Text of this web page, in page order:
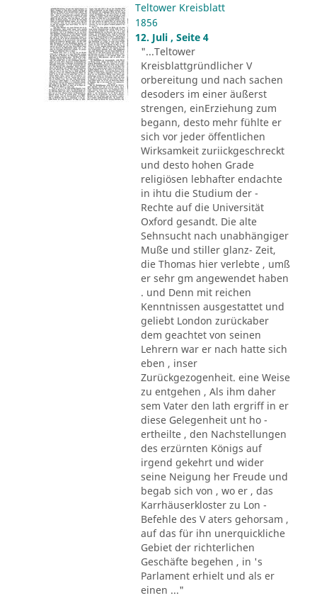
Teltower Kreisblatt
1856
12. Juli , Seite 4
"...Teltower
Kreisblattgründlicher V
orbereitung und nach sachen
desoders im einer äußerst
strengen, einErziehung zum
begann, desto mehr fühlte er
sich vor jeder öffentlichen
Wirksamkeit zuriickgeschreckt
und desto hohen Grade
religiösen lebhafter endachte
in ihtu die Studium der -
Rechte auf die Universität
Oxford gesandt. Die alte
Sehnsucht nach unabhängiger
Muße und stiller glanz- Zeit,
die Thomas hier verlebte , umß
er sehr gm angewendet haben
. und Denn mit reichen
Kenntnissen ausgestattet und
geliebt London zurückaber
dem geachtet von seinen
Lehrern war er nach hatte sich
eben , inser
Zurückgezogenheit. eine Weise
zu entgehen , Als ihm daher
sem Vater den lath ergriff in er
diese Gelegenheit unt ho -
ertheilte , den Nachstellungen
des erzürnten Königs auf
irgend gekehrt und wider
seine Neigung her Freude und
begab sich von , wo er , das
Karrhäuserkloster zu Lon -
Befehle des V aters gehorsam ,
auf das für ihn unerquickliche
Gebiet der richterlichen
Geschäfte begehen , in 's
Parlament erhielt und als er
einen ..."